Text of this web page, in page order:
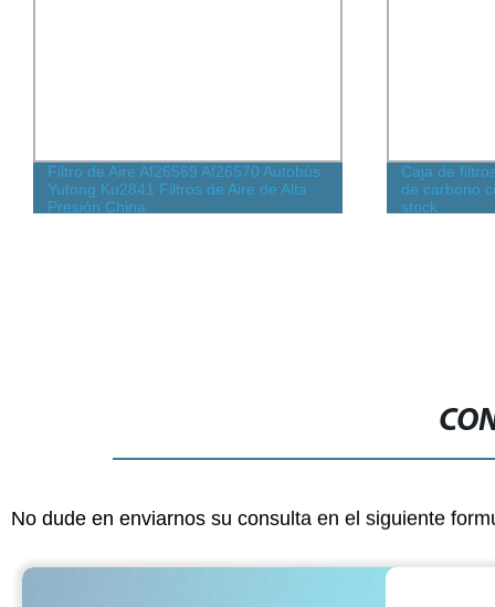
Filtro de Aire Af26569 Af26570 Autobús
Yutong Ku2841 Filtros de Aire de Alta
Presión China
Caja de
de carbono
stock
No dude en enviarnos su consulta en el siguiente